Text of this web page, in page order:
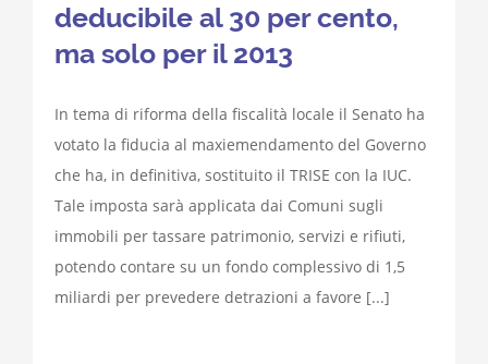
deducibile al 30 per cento,
ma solo per il 2013
In tema di riforma della fiscalità locale il Senato ha
votato la fiducia al maxiemendamento del Governo
che ha, in definitiva, sostituito il TRISE con la IUC.
Tale imposta sarà applicata dai Comuni sugli
immobili per tassare patrimonio, servizi e rifiuti,
potendo contare su un fondo complessivo di 1,5
miliardi per prevedere detrazioni a favore [...]